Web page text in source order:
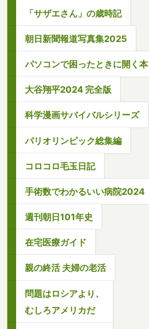
「サザエさん」の歳時記
朝日新聞報道写真集2025
パソコンで困ったときに開く本
大谷翔平2024 完全版
科学漫画サバイバルシリーズ
パリオリンピック総集編
コロコロ毛玉日記
手術数でわかるいい病院2024
週刊朝日101年史
在宅医療ガイド
親の終活 夫婦の老活
問題はロシアより、
むしろアメリカだ